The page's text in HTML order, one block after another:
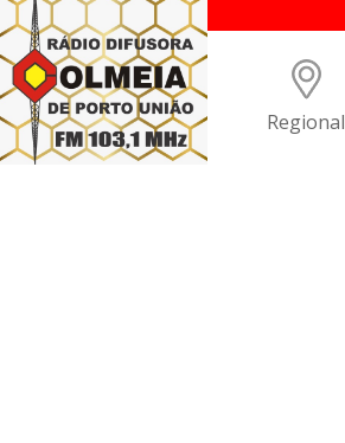
Regional